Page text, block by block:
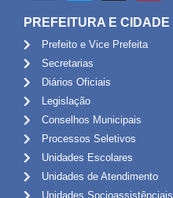
PREFEITURA E CIDADE
Prefeito e Vice Prefeita
Secretarias
Diários Oficiais
Legislação
Conselhos Municipais
Processos Seletivos
Unidades Escolares
Unidades de Atendimento
Unidades Socioassistênciais